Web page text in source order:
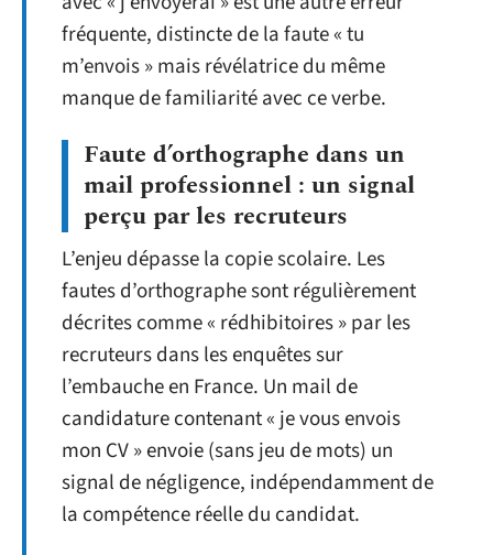
fréquente, distincte de la faute « tu
m’envois » mais révélatrice du même
manque de familiarité avec ce verbe.
Faute d’orthographe dans un
mail professionnel : un signal
perçu par les recruteurs
L’enjeu dépasse la copie scolaire. Les
fautes d’orthographe sont régulièrement
décrites comme « rédhibitoires » par les
recruteurs dans les enquêtes sur
l’embauche en France. Un mail de
candidature contenant « je vous envois
mon CV » envoie (sans jeu de mots) un
signal de négligence, indépendamment de
la compétence réelle du candidat.